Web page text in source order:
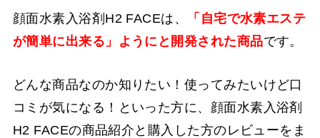
顔面水素入浴剤H2 FACEは、
「自宅で水素エステ
が簡単に出来る」ようにと開発された商品です。
どんな商品なのか知りたい！使ってみたいけど口
コミが気になる！といった方に、顔面水素入浴剤
H2 FACEの商品紹介と購入した方のレビューをま